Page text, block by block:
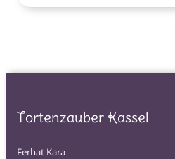
Tortenzauber Kassel
Ferhat Kara